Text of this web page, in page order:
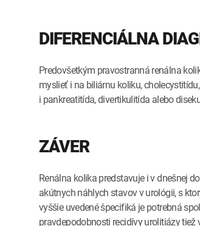
DIFERENCIÁLNA
Predovšetkým pravostranná renálna
myslieť i na biliárnu koliku,
i pankreatitída, divertikulitída alebo
ZÁVER
Renálna kolika predstavuje i v dnešnej
akútnych náhlych stavov v urológii, s
vyššie uvedené špecifiká je potrebná
pravdepodobnosti recidívy urolitiázy